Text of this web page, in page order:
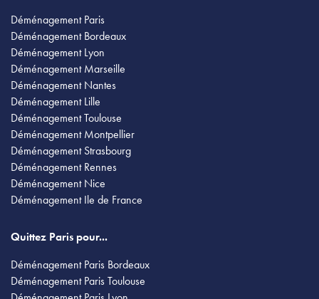
Déménagement Paris
Déménagement Bordeaux
Déménagement Lyon
Déménagement Marseille
Déménagement Nantes
Déménagement Lille
Déménagement Toulouse
Déménagement Montpellier
Déménagement Strasbourg
Déménagement Rennes
Déménagement Nice
Déménagement Ile de France
Quittez Paris pour...
Déménagement Paris Bordeaux
Déménagement Paris Toulouse